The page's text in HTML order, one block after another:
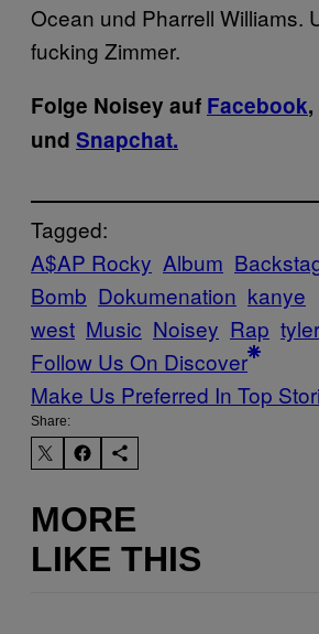
Ocean und Pharrell Williams.
fucking Zimmer.
Folge Noisey auf Facebook,
und Snapchat.
Tagged:
A$AP Rocky Album
Bomb Dokumenation kanye
west Music Noisey Rap
Follow Us On Discover
Make Us Preferred In Top
Share:
MORE
LIKE THIS